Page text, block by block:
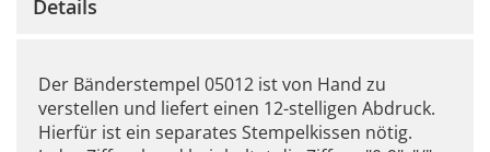
Details
Der Bänderstempel 05012 ist von Hand zu
verstellen und liefert einen 12-stelligen Abdruck.
Hierfür ist ein separates Stempelkissen nötig.